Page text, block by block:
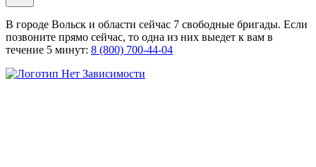
В городе Вольск и области сейчас 7 свободные бригады. Если
позвоните прямо сейчас, то одна из них выедет к вам в
течение 5 минут: 8 (800) 700-44-04